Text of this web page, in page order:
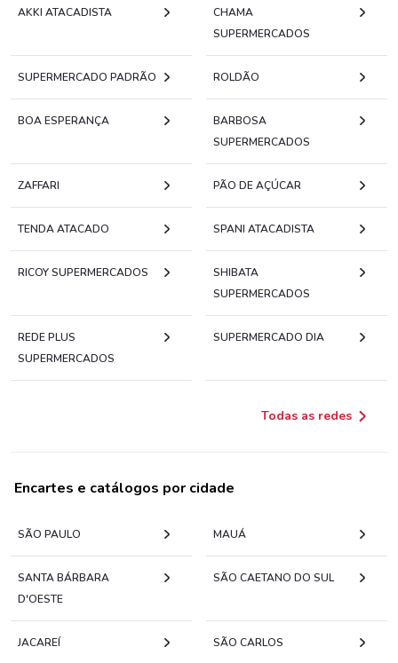
AKKI ATACADISTA
CHAMA
SUPERMERCADOS
SUPERMERCADO PADRÃO ROLDÃO
BOA ESPERANÇA
BARBOSA
SUPERMERCADOS
ZAFFARI PÃO DE AÇÚCAR
TENDA ATACADO SPANI ATACADISTA
RICOY SUPERMERCADOS
SHIBATA
SUPERMERCADOS
REDE PLUS
SUPERMERCADOS
SUPERMERCADO DIA
Todas as redes
Encartes e catálogos por cidade
SÃO PAULO MAUÁ
SANTA BÁRBARA
D'OESTE
SÃO CAETANO DO SUL
JACAREÍ SÃO CARLOS